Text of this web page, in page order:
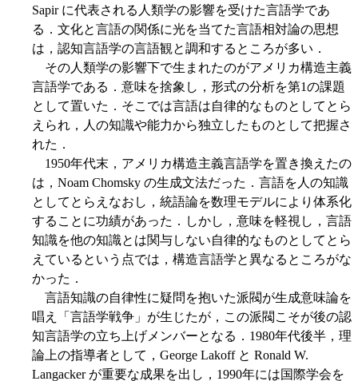
Sapir に代表される人類学の影響を受けた言語学であ
る．文化と言語の関係に光を当てた言語相対論の思想
は，認知言語学の言語観と調和するところが多い．
その人類学の影響下で生まれたのがアメリカ構造主義
言語学である．意味を捨象し，形式の分析を第1の課題
として置いた．そこでは言語は自律的なものとしてとら
えられ，人の知識や能力から独立したものとして把握さ
れた．
1950年代末，アメリカ構造主義言語学を置き換えたの
は，Noam Chomsky の生成文法だった．言語を人の知識
としてとらえなおし，統語論を数理モデルにより体系化
することに功績があった．しかし，意味を軽視し，言語
知識を他の知識とは関与しない自律的なものとしてとら
えているという点では，構造言語学と異なるところがな
かった．
言語知識の自律性に疑問を抱いた派閥が生成意味論を
唱え「言語学戦争」が生じたが，この派閥こそが後の認
知言語学の立ち上げメンバーとなる．1980年代後半，理
論上の指導者として，George Lakoff と Ronald W.
Langacker が重要な成果を出し，1990年には国際学会を